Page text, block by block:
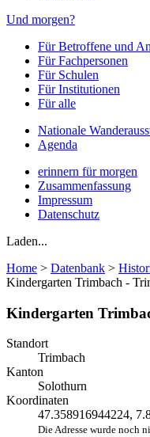
Und morgen?
Für Betroffene und
Für Fachpersonen
Für Schulen
Für Institutionen
Für alle
Nationale
Agenda
erinnern für morgen
Zusammenfassung
Impressum
Datenschutz
Laden...
Home > Datenbank >
Kindergarten Trimbach -
Kindergarten
Standort
Trimbach
Kanton
Solothurn
Koordinaten
47.358916944224,
Die Adresse wurde noch